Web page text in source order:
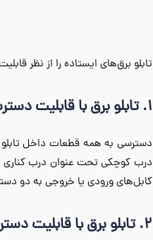
تابلو برق‌های ایستاده را از نظر
1. تابلو برق با قابلیت دسترسی از جلو
دسترسی به همه قطعات داخل تابلو
درب کوچکی تحت عنوان درب کناری
کابل‌های ورودی یا خروجی به دو
2. تابلو برق با قابلیت دسترسی از پشت